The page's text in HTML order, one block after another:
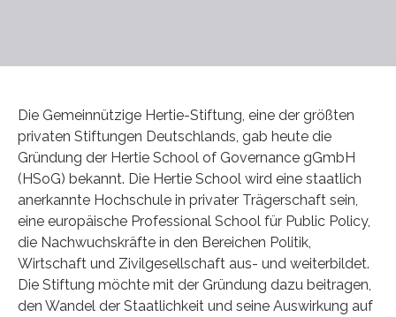
Die Gemeinnützige Hertie-Stiftung, eine der größten
privaten Stiftungen Deutschlands, gab heute die
Gründung der Hertie School of Governance gGmbH
(HSoG) bekannt. Die Hertie School wird eine staatlich
anerkannte Hochschule in privater Trägerschaft sein,
eine europäische Professional School für Public Policy,
die Nachwuchskräfte in den Bereichen Politik,
Wirtschaft und Zivilgesellschaft aus- und weiterbildet.
Die Stiftung möchte mit der Gründung dazu beitragen,
den Wandel der Staatlichkeit und seine Auswirkung auf